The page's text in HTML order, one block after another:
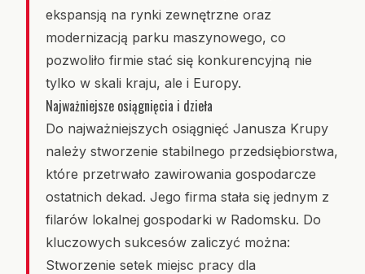
ekspansją na rynki zewnętrzne oraz
modernizacją parku maszynowego, co
pozwoliło firmie stać się konkurencyjną nie
tylko w skali kraju, ale i Europy.
Najważniejsze osiągnięcia i dzieła
Do najważniejszych osiągnięć Janusza Krupy
należy stworzenie stabilnego przedsiębiorstwa,
które przetrwało zawirowania gospodarcze
ostatnich dekad. Jego firma stała się jednym z
filarów lokalnej gospodarki w Radomsku. Do
kluczowych sukcesów zaliczyć można:
Stworzenie setek miejsc pracy dla